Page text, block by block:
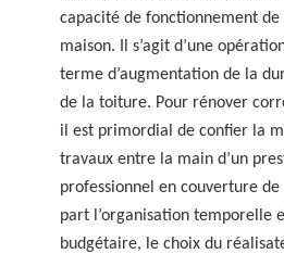
capacité de fonctionnement
maison. Il s’agit d’une
terme d’augmentation de la
de la toiture. Pour rénover
il est primordial de confier la
travaux entre la main d’un
professionnel en couverture de
part l’organisation temporelle
budgétaire, le choix du